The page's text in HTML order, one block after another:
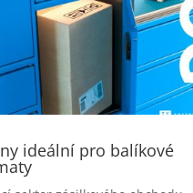
ideální pro balíkové